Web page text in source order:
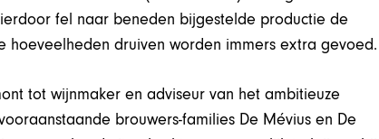
fel naar beneden bijgestelde productie de
hoeveelheden druiven worden immers extra gevoed.
tot wijnmaker en adviseur van het ambitieuze
brouwers-families De Mévius en De